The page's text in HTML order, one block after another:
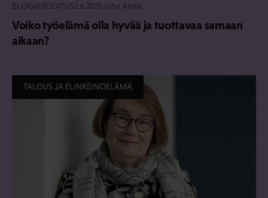
BLOGIKIRJOITUS2.6.2026 Juha Antila
Voiko työelämä olla hyvää ja tuottavaa samaan
aikaan?
TALOUS JA ELINKEINOELÄMÄ